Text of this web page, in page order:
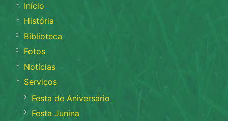
Início
História
Biblioteca
Fotos
Notícias
Serviços
Festa de Aniversário
Festa Junina